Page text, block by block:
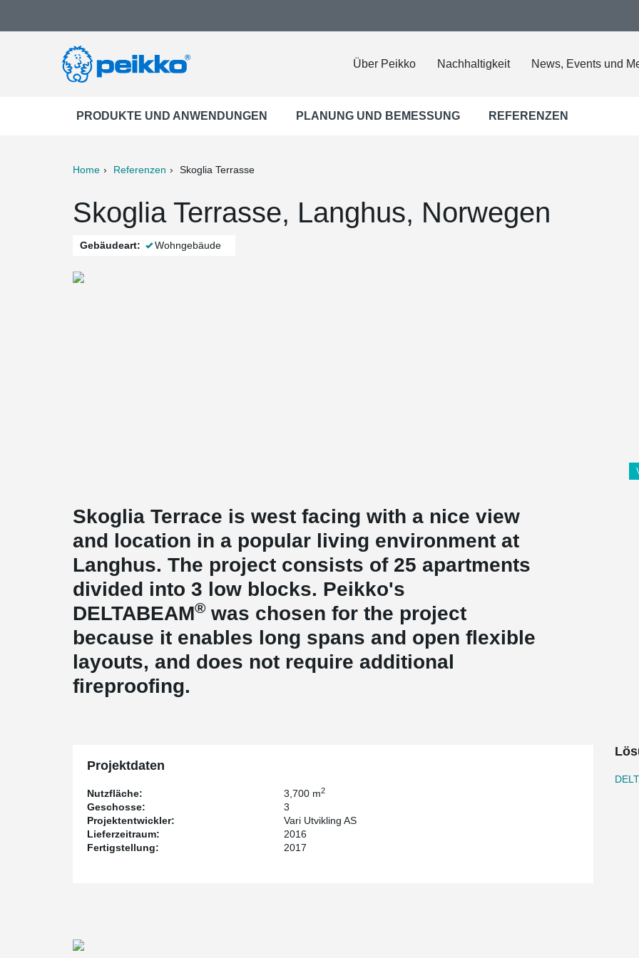
Über Peikko Nachhaltigkeit News, Events und
PRODUKTE UND ANWENDUNGEN PLANUNG UND BEMESSUNG REFERENZEN
Home Referenzen Skoglia Terrasse
Skoglia Terrasse, Langhus, Norwegen
Gebäudeart: Wohngebäude
Skoglia Terrace is west facing with a nice view
and location in a popular living environment at
Langhus. The project consists of 25 apartments
divided into 3 low blocks. Peikko's
DELTABEAM® was chosen for the project
because it enables long spans and open flexible
layouts, and does not require additional
fireproofing.
Projektdaten
Nutzfläche: 3,700 m2
Geschosse:
3
Projektentwickler:
Vari Utvikling AS
Lieferzeitraum:
2016
Fertigstellung:
2017